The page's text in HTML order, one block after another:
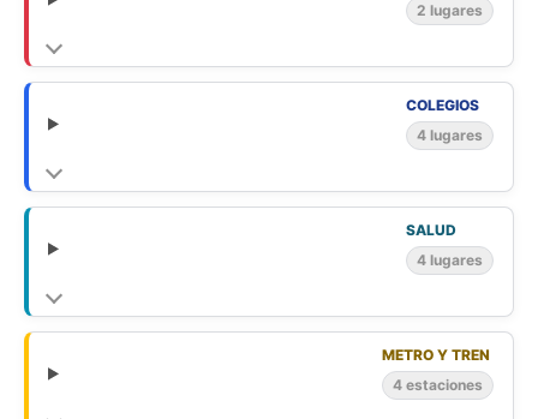
2 lugares
COLEGIOS
4 lugares
SALUD
4 lugares
METRO Y TREN
4 estaciones